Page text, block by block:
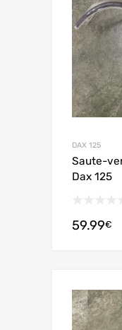
DAX 125
Saute-
Dax 125
59.99€